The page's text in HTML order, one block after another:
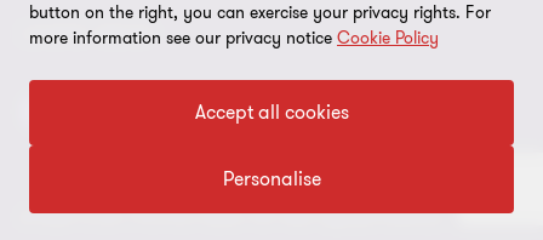
LEIDKE MEID!
© 2026 Grant Thornton Baltic OÜ. Kõik õigused kaitstud.
button on the right, you can exercise your privacy rights. For
more information see our privacy notice Cookie Policy
Accept all cookies
Personalise